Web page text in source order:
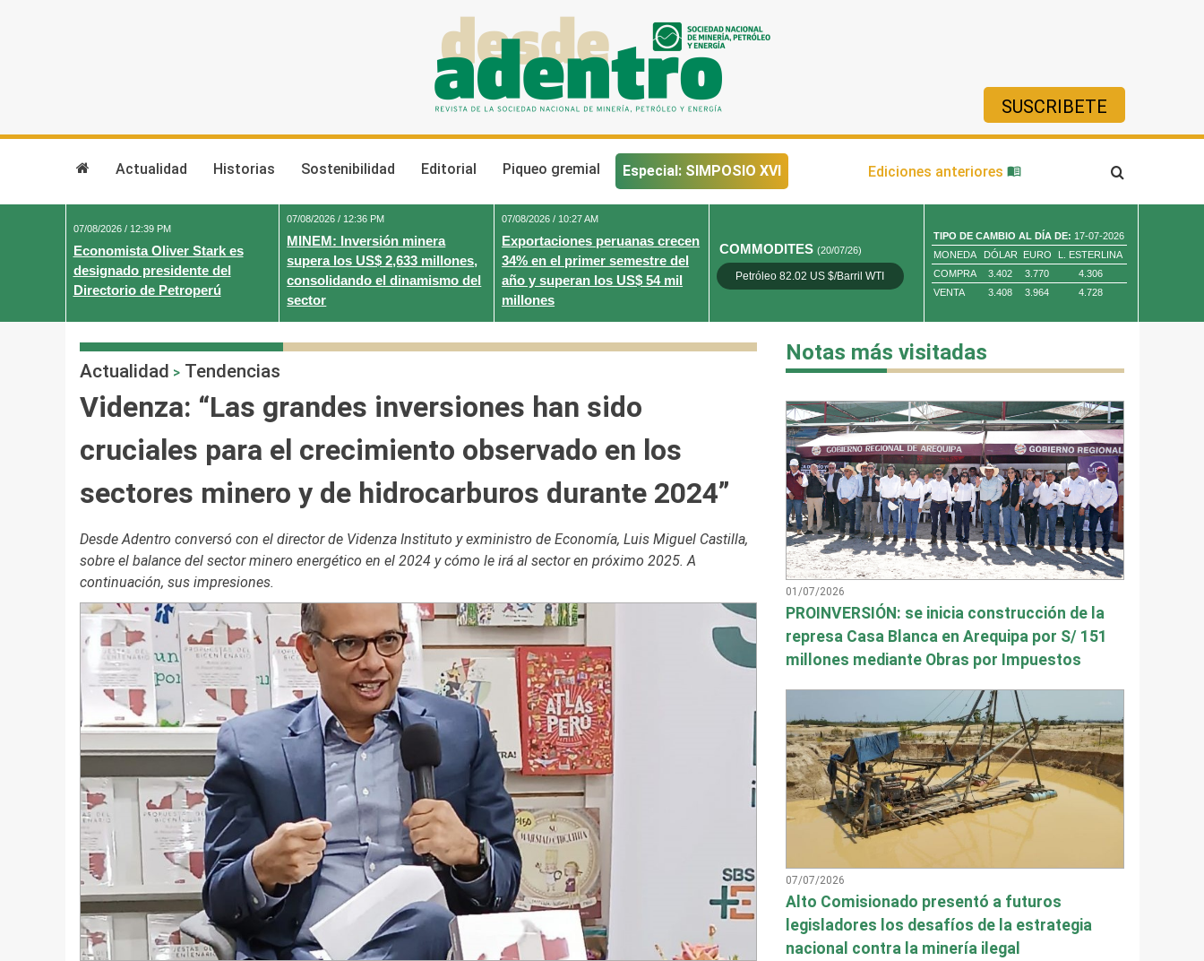
SUSCRIBETE
Actualidad Historias Sostenibilidad Editorial Piqueo gremial Especial: SIMPOSIO XVI Ediciones anteriores
07/08/2026 / 12:39 PM
Economista Oliver Stark es
designado presidente del
Directorio de Petroperú
07/08/2026 / 12:36 PM
MINEM: Inversión minera
supera los US$ 2,633 millones,
consolidando el dinamismo del
sector
07/08/2026 / 10:27 AM
Exportaciones peruanas crecen
34% en el primer semestre del
año y superan los US$ 54 mil
millones
COMMODITES(20/07/26)
Petróleo 82.02 US $/Barril WTI Oro 4,010.80 US $/ Oz. Tr.
TIPO DE CAMBIO AL DÍA DE: 17-07-2026
MONEDA
DÓLAR EURO
L. ESTERLINA
COMPRA
3.402 3.770
4.306
VENTA
3.408 3.964 4.728
Actualidad > Tendencias
Videnza: “Las grandes inversiones han sido
cruciales para el crecimiento observado en los
sectores minero y de hidrocarburos durante 2024”
Desde Adentro conversó con el director de Videnza Instituto y exministro de Economía, Luis Miguel Castilla,
sobre el balance del sector minero energético en el 2024 y cómo le irá al sector en próximo 2025. A
continuación, sus impresiones.
Notas más visitadas
01/07/2026
PROINVERSIÓN: se inicia construcción de la
represa Casa Blanca en Arequipa por S/ 151
millones mediante Obras por Impuestos
07/07/2026
Alto Comisionado presentó a futuros
legisladores los desafíos de la estrategia
nacional contra la minería ilegal